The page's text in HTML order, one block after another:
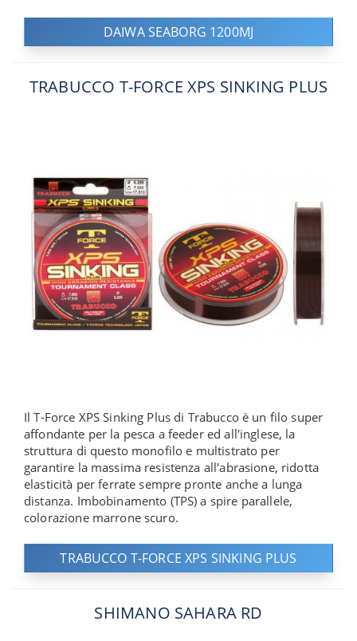
DAIWA SEABORG 1200MJ
TRABUCCO T-FORCE XPS SINKING PLUS
Il T-Force XPS Sinking Plus di Trabucco è un filo super
affondante per la pesca a feeder ed all'inglese, la
struttura di questo monofilo e multistrato per
garantire la massima resistenza all'abrasione, ridotta
elasticità per ferrate sempre pronte anche a lunga
distanza. Imbobinamento (TPS) a spire parallele,
colorazione marrone scuro.
TRABUCCO T-FORCE XPS SINKING PLUS
SHIMANO SAHARA RD